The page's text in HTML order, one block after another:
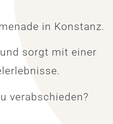
in Konstanz.
sorgt mit einer
verabschieden?